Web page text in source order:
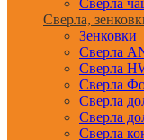
Сверла
Сверла,
Зенковки
Сверла
Сверла
Сверла
Сверла
Сверла
Сверла